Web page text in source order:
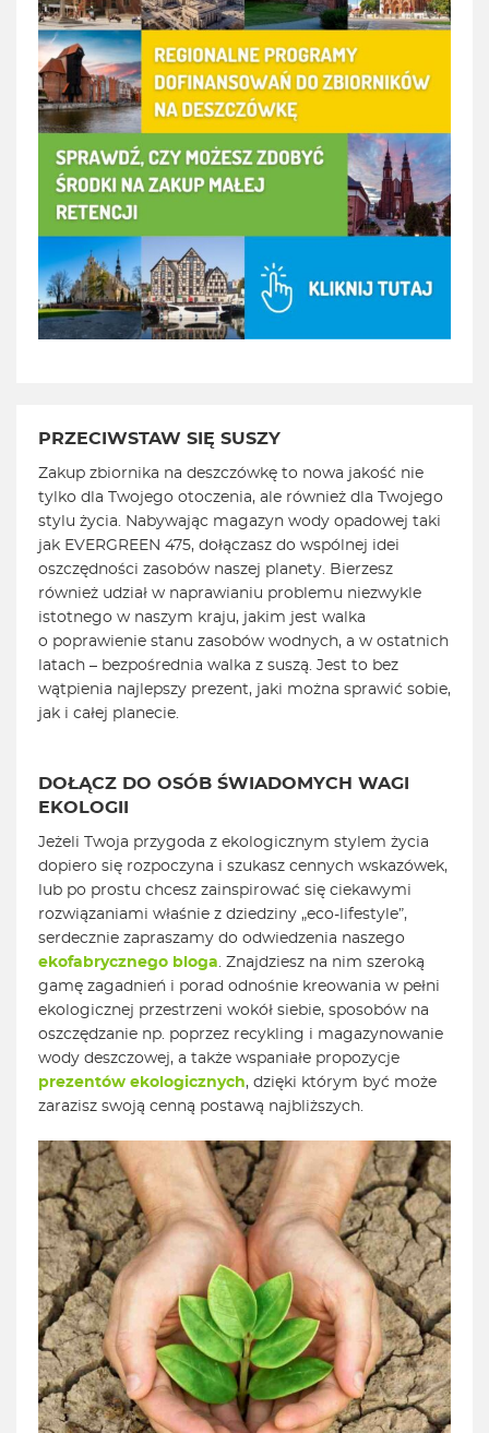
PRZECIWSTAW SIĘ SUSZY
Zakup zbiornika na deszczówkę to nowa jakość nie
tylko dla Twojego otoczenia, ale również dla Twojego
stylu życia. Nabywając magazyn wody opadowej taki
jak EVERGREEN 475, dołączasz do wspólnej idei
oszczędności zasobów naszej planety. Bierzesz
również udział w naprawianiu problemu niezwykle
istotnego w naszym kraju, jakim jest walka
o poprawienie stanu zasobów wodnych, a w ostatnich
latach – bezpośrednia walka z suszą. Jest to bez
wątpienia najlepszy prezent, jaki można sprawić sobie,
jak i całej planecie.
DOŁĄCZ DO OSÓB ŚWIADOMYCH WAGI
EKOLOGII
Jeżeli Twoja przygoda z ekologicznym stylem życia
dopiero się rozpoczyna i szukasz cennych wskazówek,
lub po prostu chcesz zainspirować się ciekawymi
rozwiązaniami właśnie z dziedziny „eco-lifestyle”,
serdecznie zapraszamy do odwiedzenia naszego
ekofabrycznego bloga . Znajdziesz na nim szeroką
gamę zagadnień i porad odnośnie kreowania w pełni
ekologicznej przestrzeni wokół siebie, sposobów na
oszczędzanie np. poprzez recykling i magazynowanie
wody deszczowej, a także wspaniałe propozycje
prezentów ekologicznych, dzięki którym być może
zarazisz swoją cenną postawą najbliższych.